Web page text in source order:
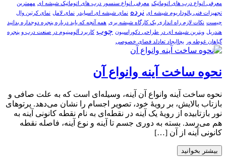
معرفی انواع درب های اتوماتیک معرفی انواع سنسور درب های اتوماتیک شیشه ای مهمترین
تجهیزات فنی پالوداریوم شیشه ای نرده نمای شیشه ای اسپایدر نمای لامل نمای کرتین وال
چیست نکات لازم راه اندازی یک کارگاه شیشه بری همه آنچه که باید درباره پنجره دوجداره بدانید
هندریل ویترین شیشه ای در طراحی دکوراسیون چوب کاربرد آلومینیوم در صنعت درب و پنجره
گیاهان غوطه ور
یجاایجاد تعادلد فضای خصوصی
نحوه ساخت آینه وانواع آن
نحوه ساخت آینه وانواع آن آینه، وسیله‌ای است که به علت صافی و
بازتاب بالایش، بر رویهٔ خود، تصویر اجسام را نشان می‌دهد. پرتوهای
نور بازتابیده از رویهٔ یک آینه در نقطه‌ای به نام نقطه کانونی آینه به
هم می‌رسد. بسته به دوری جسم تا آینه و نوع آینه، فاصله نقطه
کانونی آینه از آن […]
بیشتر بخوانید